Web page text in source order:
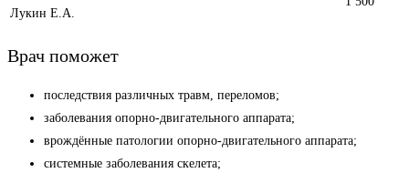
Лукин Е.А.
Врач поможет
последствия различных травм, переломов;
заболевания опорно-двигательного аппарата;
врождённые патологии опорно-двигательного аппарата;
системные заболевания скелета;